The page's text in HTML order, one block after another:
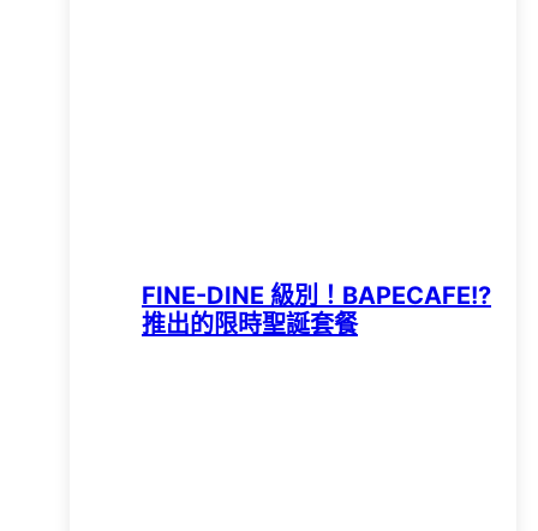
FINE-DINE 級別！BAPECAFE!?
推出的限時聖誕套餐